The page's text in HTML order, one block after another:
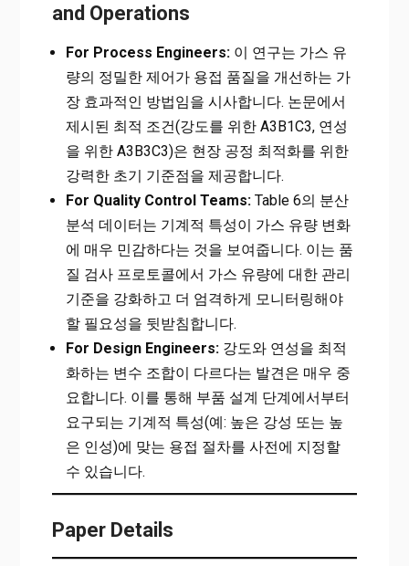
and Operations
For Process Engineers:이 연구는 가스 유
량의 정밀한 제어가 용접 품질을 개선하는 가
장 효과적인 방법임을 시사합니다. 논문에서
제시된 최적 조건(강도를 위한 A3B1C3, 연성
을 위한 A3B3C3)은 현장 공정 최적화를 위한
강력한 초기 기준점을 제공합니다.
For Quality Control Teams:Table 6의 분산
분석 데이터는 기계적 특성이 가스 유량 변화
에 매우 민감하다는 것을 보여줍니다. 이는 품
질 검사 프로토콜에서 가스 유량에 대한 관리
기준을 강화하고 더 엄격하게 모니터링해야
할 필요성을 뒷받침합니다.
For Design Engineers:강도와 연성을 최적
화하는 변수 조합이 다르다는 발견은 매우 중
요합니다. 이를 통해 부품 설계 단계에서부터
요구되는 기계적 특성(예: 높은 강성 또는 높
은 인성)에 맞는 용접 절차를 사전에 지정할
수 있습니다.
Paper Details